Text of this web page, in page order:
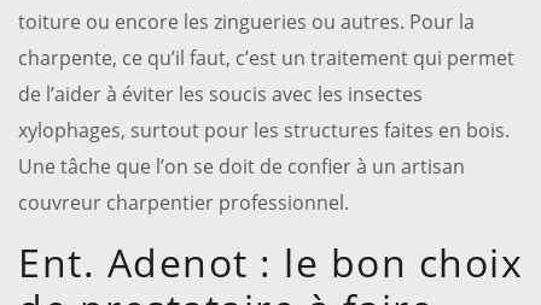
toiture ou encore les zingueries ou autres. Pour la
charpente, ce qu’il faut, c’est un traitement qui permet
de l’aider à éviter les soucis avec les insectes
xylophages, surtout pour les structures faites en bois.
Une tâche que l’on se doit de confier à un artisan
couvreur charpentier professionnel.
Ent. Adenot : le bon choix